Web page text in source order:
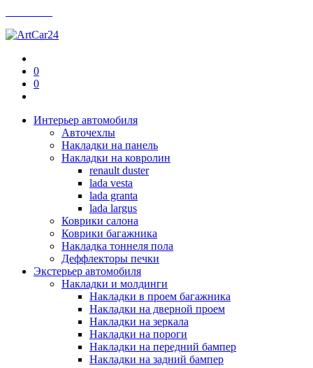
0
0
Интерьер автомобиля
Авточехлы
Накладки на панель
Накладки на ковролин
renault duster
lada vesta
lada granta
lada largus
Коврики салона
Коврики багажника
Накладка тоннеля пола
Деффлекторы печки
Экстерьер автомобиля
Накладки и молдинги
Накладки в проем багажника
Накладки на дверной проем
Накладки на зеркала
Накладки на пороги
Накладки на передний бампер
Накладки на задний бампер